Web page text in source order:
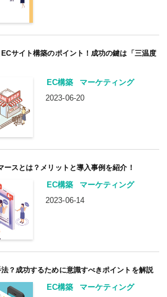
サイト構築のポイント！成功の鍵は「三温度
EC構築
マーケティング
2023-06-20
スとは？メリットと導入事例を紹介！
EC構築
マーケティング
2023-06-14
？成功するために意識すべきポイントを解説
EC構築
マーケティング